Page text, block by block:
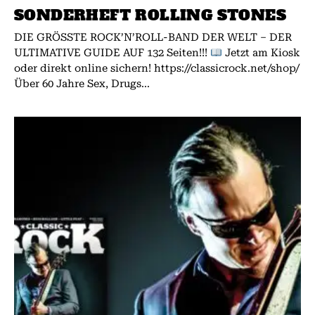
SONDERHEFT ROLLING STONES
DIE GRÖSSTE ROCK’N’ROLL-BAND DER WELT – DER
ULTIMATIVE GUIDE AUF 132 Seiten!!!
Jetzt am Kiosk
oder direkt online sichern! https://classicrock.net/shop/
Über 60 Jahre Sex, Drugs...